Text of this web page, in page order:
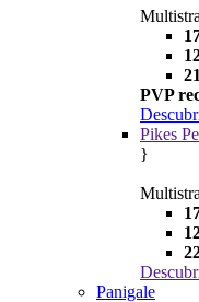
PVP
Pikes
}
Panigale